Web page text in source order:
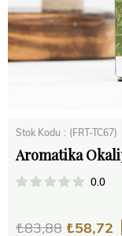
Stok Kodu (FRT-TC67)
Aromatika
0.0
₺83,88 ₺58,72